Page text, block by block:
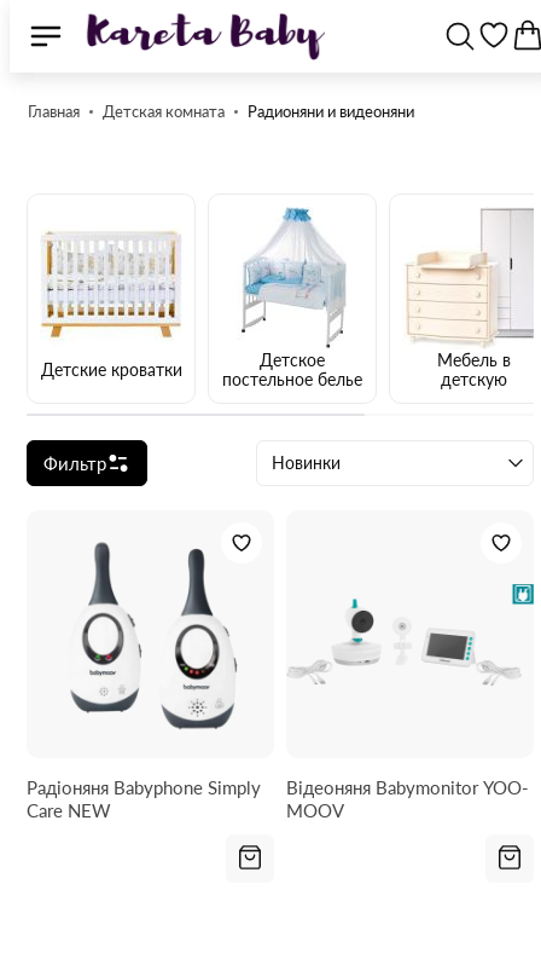
Главная Детская комната Радионяни и видеоняни
Детские кроватки
Детское
постельное белье
Мебель в
детскую
Фильтр Новинки
Радіоняня Babyphone Simply
Care NEW
Відеоняня Babymonitor YOO-
MOOV